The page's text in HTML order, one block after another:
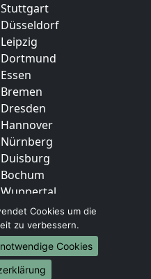
Münster
Cookies um die
zu verbessern.
Cookies